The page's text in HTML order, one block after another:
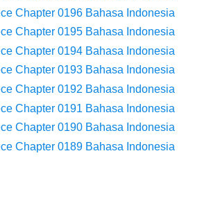
Indonesia
Sangat Mudah Untuk Menjadi Cemilan
Bersama Keluarga
Negara Kepulauan Yang Terletak Di
Chapter 0196 Bahasa Indonesia
Chapter 0195 Bahasa Indonesia
Chapter 0194 Bahasa Indonesia
Chapter 0193 Bahasa Indonesia
Chapter 0192 Bahasa Indonesia
Chapter 0191 Bahasa Indonesia
Chapter 0190 Bahasa Indonesia
Chapter 0189 Bahasa Indonesia